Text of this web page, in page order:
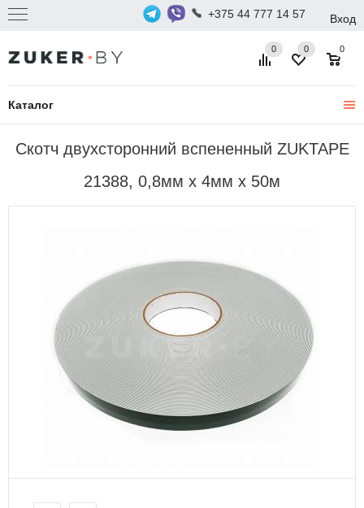
+375 44 777 14 57 Вход
Каталог
0 0
0
Скотч двухсторонний вспененный ZUKTAPE
21388, 0,8мм х 4мм х 50м